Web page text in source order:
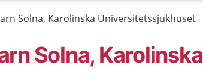
Solna, Karolinska Universitetssjukhuset
Solna, Karolinska